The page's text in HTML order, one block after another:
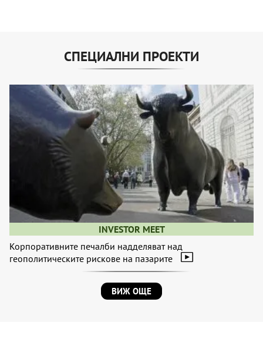
СПЕЦИАЛНИ ПРОЕКТИ
INVESTOR MEET
Корпоративните печалби надделяват над
геополитическите рискове на пазарите
ВИЖ ОЩЕ